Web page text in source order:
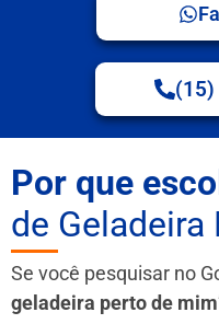
Por que
de
Se você pesquisar no
geladeira perto de mim